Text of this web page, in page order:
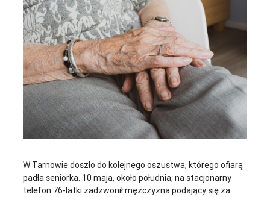
W Tarnowie doszło do kolejnego oszustwa, którego ofiarą
padła seniorka. 10 maja, około południa, na stacjonarny
telefon 76-latki zadzwonił mężczyzna podający się za